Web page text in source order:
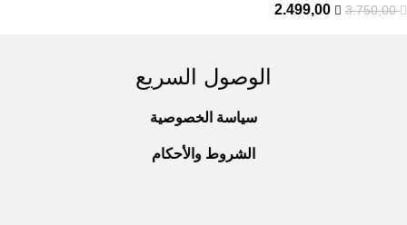
3.750,00
2.499,00
الوصول السريع
سياسة الخصوصية
الشروط والأحكام